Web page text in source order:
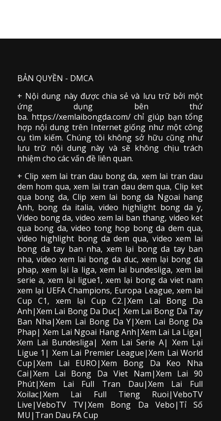
BẢN QUYỀN - DMCA
+ Nội dung này được chia sẻ và lưu trữ bởi một
ứng dụng bên thứ
ba. https://xemlaibongda.com/ chỉ giúp bạn tổng
hợp nội dung trên Internet giống như một công
cụ tìm kiếm. Chúng tôi không sở hữu cũng như
lưu trữ nội dung này và sẽ không chịu trách
nhiệm cho các vấn đề liên quan.
+ Clip xem lai tran dau bong da, xem lai tran dau
dem hom qua, xem lai tran dau dem qua, Clip ket
qua bong da, Clip xem lai bong da Ngoai hang
Anh, bong da italia, video highlight bong da y,
Video bong da,video xem lai ban thang, video ket
qua bong da, video tong hop bong da dem qua,
video highlight bong da dem qua, video xem lai
bong da tay ban nha, xem lại bong da tay ban
nha,video xem lai bong da duc, xem lại bong da
phap, xem lại la liga, xem lai bundesliga, xem lai
serie a, xem lại ligue1, xem lại bong da viet nam
xem lại UEFA Champions, Europa League, xem lai
Cup C1, xem lại Cup C2.|Xem Lai Bong Da
Anh|Xem Lai Bong Da Duc| Xem Lai Bong Da Tay
Ban Nha|Xem Lai Bong Da Y|Xem Lai Bong Da
Phap| Xem Lai Ngoai Hang Anh|Xem Lai La Liga|
Xem Lai Bundesliga| Xem Lai Serie A| Xem Lại
Ligue 1| Xem Lai Premier League|Xem Lai World
Cup|Xem Lai EURO|Xem Bong Da Keo Nha
Cai|Xem Lai Bong Da Viet Nam|Xem Lai 90
Phút|Xem Lai Full Tran Dau|Xem Lai Full
Xoilac|Xem Lai Full Tieng Ruoi|VeboTV
Live|VeboTV TV|Xem Bong Da Vebo|Tỉ Số
MU|Tran Dau FA Cup